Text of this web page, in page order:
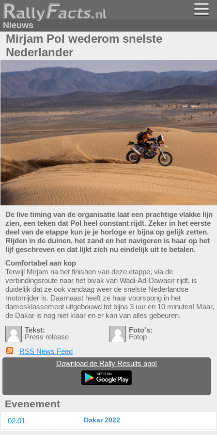
Nieuws
Mirjam Pol wederom snelste
Nederlander
De live timing van de organisatie laat een prachtige vlakke lijn
zien, een teken dat Pol heel constant rijdt. Zeker in het eerste
deel van de etappe kun je je horloge er bijna op gelijk zetten.
Rijden in de duinen, het zand en het navigeren is haar op het
lijf geschreven en dat lijkt zich nu eindelijk uit te betalen.
Comfortabel aan kop
Terwijl Mirjam na het finishen van deze etappe, via de
verbindingsroute naar het bivak van Wadi-Ad-Dawasir rijdt, is
duidelijk dat ze ook vandaag weer de snelste Nederlandse
motorrijder is. Daarnaast heeft ze haar voorspong in het
damesklassement uitgebouwd tot bijna 3 uur en 10 minuten! Maar,
de Dakar is nog niet klaar en er kan van alles gebeuren.
Tekst:
Press release
Foto's:
Fotop
RSS News Feed
Download de Rally Results app!
Evenement
02.01 Dakar 2022